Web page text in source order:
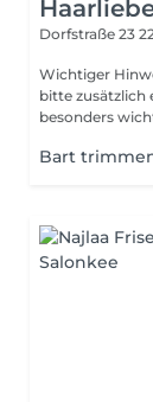
Dorfstraße 23
Wichtiger Hinweis für
bitte zusätzlich
besonders
Bart